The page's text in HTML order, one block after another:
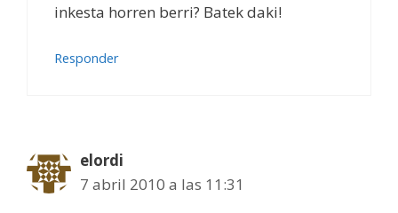
inkesta horren berri? Batek daki!
Responder
elordi
7 abril 2010 a las 11:31